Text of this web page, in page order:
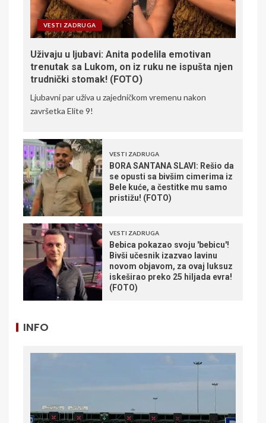
VESTI ZADRUGA
Uživaju u ljubavi: Anita podelila emotivan
trenutak sa Lukom, on iz ruku ne ispušta njen
trudnički stomak! (FOTO)
Ljubavni par uživa u zajedničkom vremenu nakon
završetka Elite 9!
VESTI ZADRUGA
BORA SANTANA SLAVI: Rešio da
se opusti sa bivšim cimerima iz
Bele kuće, a čestitke mu samo
pristižu! (FOTO)
VESTI ZADRUGA
Bebica pokazao svoju 'bebicu'!
Bivši učesnik izazvao lavinu
novom objavom, za ovaj luksuz
iskeširao preko 25 hiljada evra!
(FOTO)
INFO